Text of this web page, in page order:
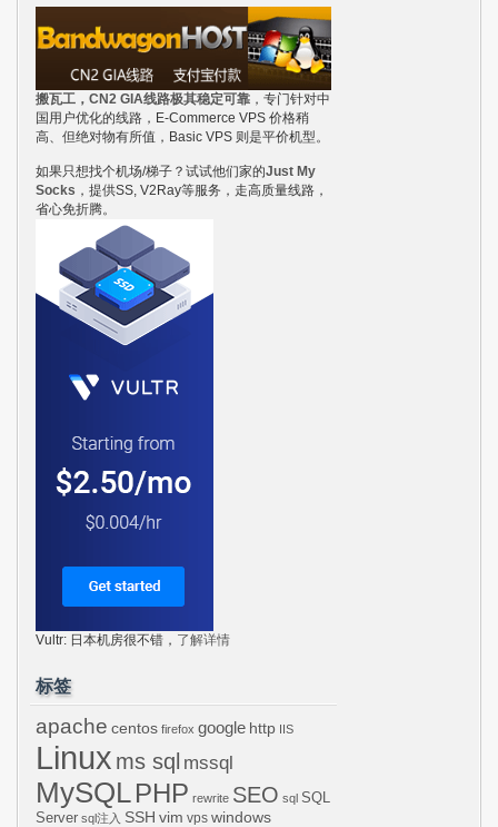
搬瓦工，CN2 GIA线路极其稳定可靠 ，专门针对中
国用户优化的线路，E-Commerce VPS 价格稍
高、但绝对物有所值，Basic VPS 则是平价机型。
如果只想找个机场/梯子？试试他们家的Just My
Socks ，提供SS, V2Ray等服务，走高质量线路，
省心免折腾。
Vultr: 日本机房很不错， 了解详情
标签
apache centos firefox google http IIS
Linux ms sql mssql
MySQLPHP rewrite SEO sql SQL
Server sql注入 SSH vim vps windows